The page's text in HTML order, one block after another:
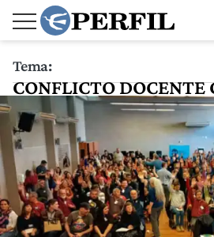
Tema:
CONFLICTO DOCENTE